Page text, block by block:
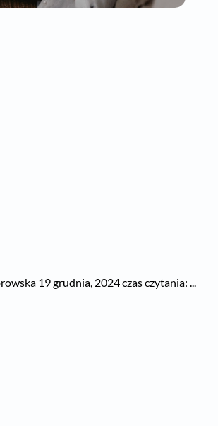
19 grudnia, 2024 czas czytania: ...